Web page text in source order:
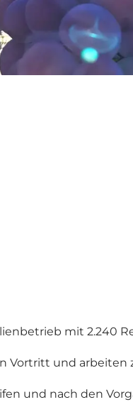
mit 2.240
Vortritt und
und nach den